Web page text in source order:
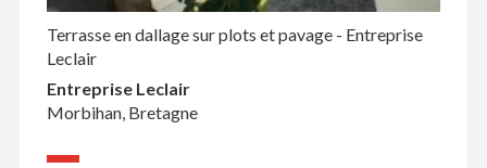
Terrasse en dallage sur plots et pavage - Entreprise
Leclair
Entreprise Leclair
Morbihan, Bretagne